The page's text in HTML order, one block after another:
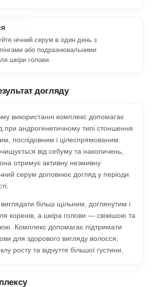
нічний серум в один день з
або подразнювальними
шкіри голови.
догляду
використанні комплекс допомагає
при андрогенетичному типі стоншення
послідовним і цілеспрямованим.
від себуму та накопичень,
отримує активну незмивну
серум доповнює догляд у періоди
більш щільним, доглянутим і
коренів, а шкіра голови — свіжішою та
Комплекс допомагає підтримати
для здорового вигляду волосся,
росту та відчуття більшої густини.